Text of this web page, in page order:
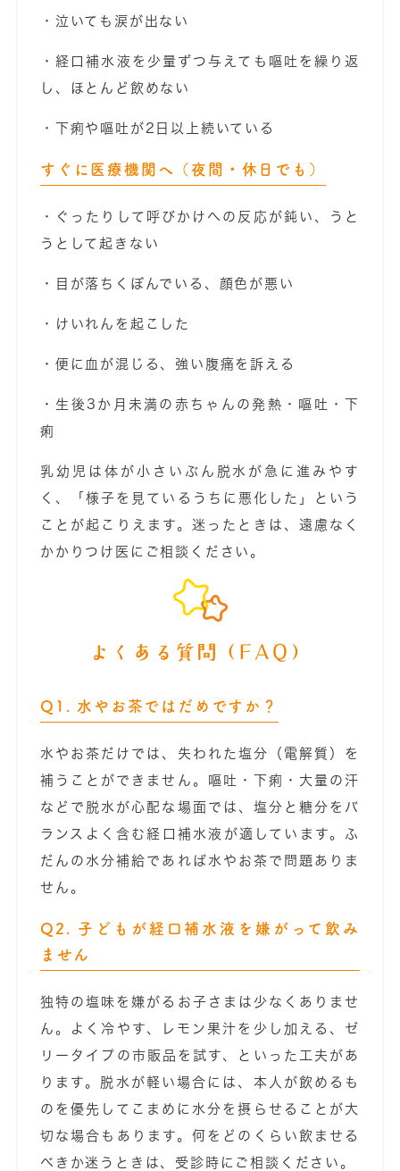
・泣いても涙が出ない
・経口補水液を少量ずつ与えても嘔吐を繰り返
し、ほとんど飲めない
・下痢や嘔吐が2日以上続いている
すぐに医療機関へ（夜間・休日でも）
・ぐったりして呼びかけへの反応が鈍い、うと
うとして起きない
・目が落ちくぼんでいる、顔色が悪い
・けいれんを起こした
・便に血が混じる、強い腹痛を訴える
・生後3か月未満の赤ちゃんの発熱・嘔吐・下
痢
乳幼児は体が小さいぶん脱水が急に進みやす
く、「様子を見ているうちに悪化した」という
ことが起こりえます。迷ったときは、遠慮なく
かかりつけ医にご相談ください。
よくある質問（FAQ）
Q1. 水やお茶ではだめですか？
水やお茶だけでは、失われた塩分（電解質）を
補うことができません。嘔吐・下痢・大量の汗
などで脱水が心配な場面では、塩分と糖分をバ
ランスよく含む経口補水液が適しています。ふ
だんの水分補給であれば水やお茶で問題ありま
せん。
Q2. 子どもが経口補水液を嫌がって飲み
ません
独特の塩味を嫌がるお子さまは少なくありませ
ん。よく冷やす、レモン果汁を少し加える、ゼ
リータイプの市販品を試す、といった工夫があ
ります。脱水が軽い場合には、本人が飲めるも
のを優先してこまめに水分を摂らせることが大
切な場合もあります。何をどのくらい飲ませる
べきか迷うときは、受診時にご相談ください。